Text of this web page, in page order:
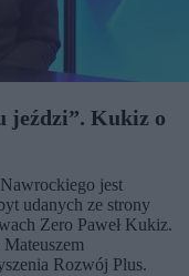
jeździ”. Kukiz o
jest
udanych ze strony
Zero Paweł Kukiz.
Rozwój Plus.